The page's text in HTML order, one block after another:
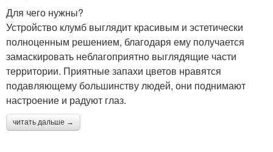
Для чего нужны?
Устройство клумб выглядит красивым и эстетически
полноценным решением, благодаря ему получается
замаскировать неблагоприятно выглядящие части
территории. Приятные запахи цветов нравятся
подавляющему большинству людей, они поднимают
настроение и радуют глаз.
читать дальше →